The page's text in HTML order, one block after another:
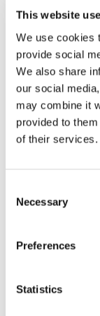
This website
We use cookies
provide social
We also share
our social
may combine it
provided to
of their services.
Selection
Necessary
Preferences
Statistics
Eckerö
frakten